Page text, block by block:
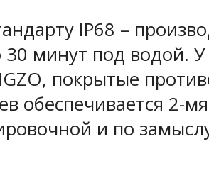
IP68 –
минут под водой.
покрытые
обеспечивается 2-
и по